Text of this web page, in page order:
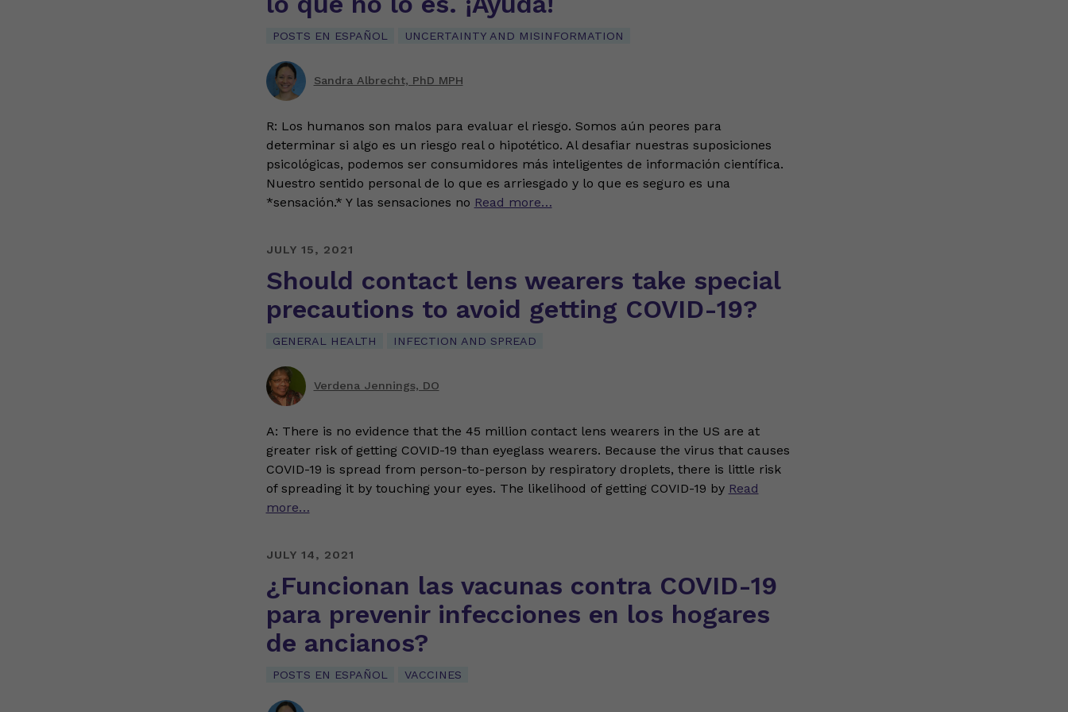
POSTS EN ESPAÑOL UNCERTAINTY AND MISINFORMATION
Sandra Albrecht, PhD MPH
R: Los humanos son malos para evaluar el riesgo. Somos aún peores para
determinar si algo es un riesgo real o hipotético. Al desafiar nuestras suposiciones
psicológicas, podemos ser consumidores más inteligentes de información científica.
Nuestro sentido personal de lo que es arriesgado y lo que es seguro es una
*sensación.* Y las sensaciones no Read more…
JULY 15, 2021
Should contact lens wearers take special
precautions to avoid getting COVID-19?
GENERAL HEALTH INFECTION AND SPREAD
Verdena Jennings, DO
A: There is no evidence that the 45 million contact lens wearers in the US are at
greater risk of getting COVID-19 than eyeglass wearers. Because the virus that causes
COVID-19 is spread from person-to-person by respiratory droplets, there is little risk
of spreading it by touching your eyes. The likelihood of getting COVID-19 by Read
more…
JULY 14, 2021
¿Funcionan las vacunas contra COVID-19
para prevenir infecciones en los hogares
de ancianos?
POSTS EN ESPAÑOL VACCINES